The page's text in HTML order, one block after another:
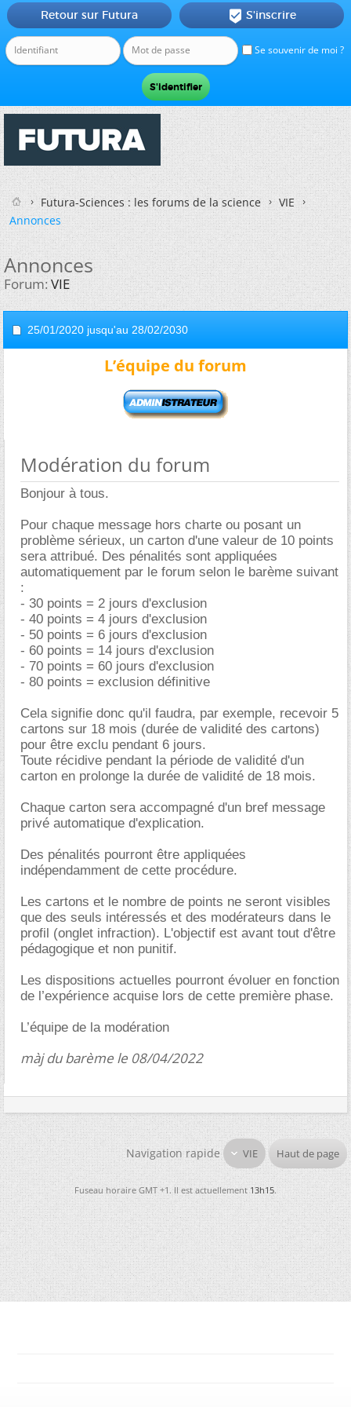
Se souvenir de moi ?
Retour sur Futura  S'inscrire
Futura-Sciences : les forums de la science
VIE
Annonces
Annonces
Forum:VIE
25/01/2020 jusqu'au 28/02/2030
L’équipe du forum
Modération du forum
Bonjour à tous.
Pour chaque message hors charte ou posant un
problème sérieux, un carton d'une valeur de 10 points
sera attribué. Des pénalités sont appliquées
automatiquement par le forum selon le barème suivant
:
- 30 points = 2 jours d'exclusion
- 40 points = 4 jours d'exclusion
- 50 points = 6 jours d'exclusion
- 60 points = 14 jours d'exclusion
- 70 points = 60 jours d'exclusion
- 80 points = exclusion définitive
Cela signifie donc qu'il faudra, par exemple, recevoir 5
cartons sur 18 mois (durée de validité des cartons)
pour être exclu pendant 6 jours.
Toute récidive pendant la période de validité d'un
carton en prolonge la durée de validité de 18 mois.
Chaque carton sera accompagné d'un bref message
privé automatique d'explication.
Des pénalités pourront être appliquées
indépendamment de cette procédure.
Les cartons et le nombre de points ne seront visibles
que des seuls intéressés et des modérateurs dans le
profil (onglet infraction). L'objectif est avant tout d'être
pédagogique et non punitif.
Les dispositions actuelles pourront évoluer en fonction
de l’expérience acquise lors de cette première phase.
L’équipe de la modération
màj du barème le 08/04/2022
Navigation rapide VIE Haut de page
Fuseau horaire GMT +1. Il est actuellement13h15.